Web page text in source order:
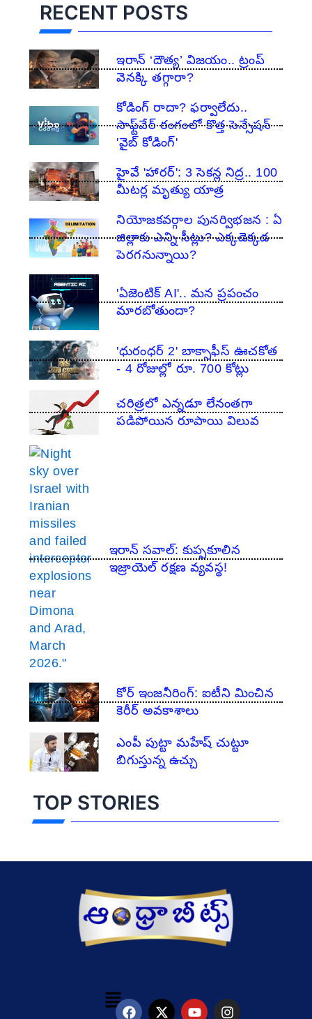
RECENT POSTS
ఇరాన్ ‘దౌత్య’ విజయం.. ట్రంప్
వెనక్కి తగ్గారా?
కోడింగ్ రాదా? ఫర్వాలేదు..
సాఫ్ట్‌వేర్ రంగంలో కొత్త సెన్సేషన్
'వైబ్ కోడింగ్'
హైవే 'హారర్': 3 సెకన్ల నిద్ర.. 100
మీటర్ల మృత్యు యాత్ర
నియోజకవర్గాల పునర్విభజన : ఏ
జిల్లాకు ఎన్ని సీట్లు? ఎక్కడెక్కడ
పెరగనున్నాయి?
'ఏజెంటిక్ AI'.. మన ప్రపంచం
మారబోతుందా?
'ధురంధర్ 2' బాక్సాఫీస్ ఊచకోత
- 4 రోజుల్లో రూ. 700 కోట్లు
చరిత్రలో ఎన్నడూ లేనంతగా
పడిపోయిన రూపాయి విలువ
ఇరాన్ సవాల్: కుప్పకూలిన
ఇజ్రాయెల్ రక్షణ వ్యవస్థ!
​కోర్ ఇంజనీరింగ్: ఐటీని మించిన
కెరీర్ అవకాశాలు
ఎంపీ పుట్టా మహేష్ చుట్టూ
బిగుస్తున్న ఉచ్చు
TOP STORIES
Menu
F
X
Y
I